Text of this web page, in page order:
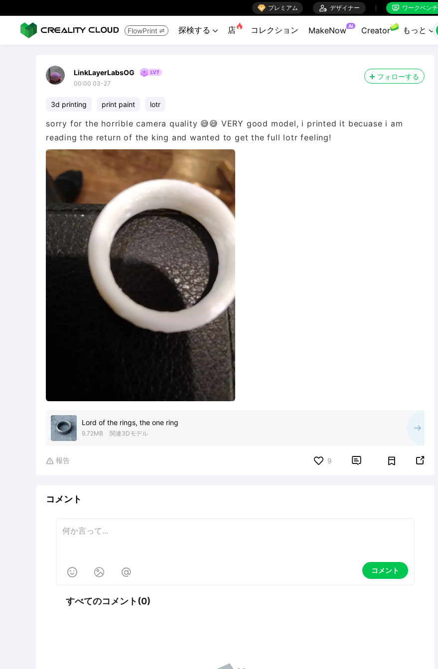
 プレミアム  デザイナー  ワークベンチ
FlowPrint  探検する  店 コレクション MakeNow AI Creator もっと 
LinkLayerLabsOG
00:00 03-27
フォローする
3d printing print paint lotr
sorry for the horrible camera quality 😅😅 VERY good model, i printed it becuase i am
reading the return of the king and wanted to get the full lotr feeling!
Lord of the rings, the one ring
9.72MB 関連3Dモデル
 報告 9  
コメント
   コメント
すべてのコメント(0)